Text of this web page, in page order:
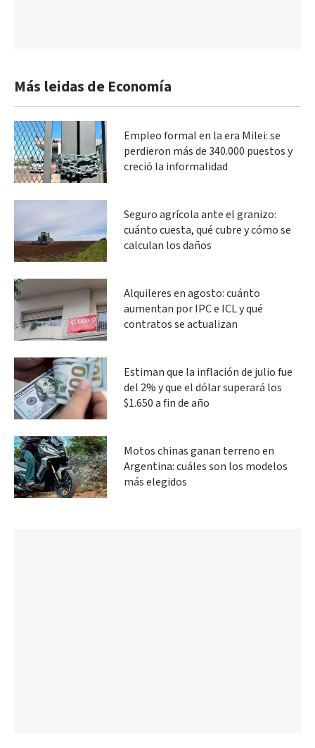
Más leidas de Economía
Empleo formal en la era Milei: se
perdieron más de 340.000 puestos y
creció la informalidad
Seguro agrícola ante el granizo:
cuánto cuesta, qué cubre y cómo se
calculan los daños
Alquileres en agosto: cuánto
aumentan por IPC e ICL y qué
contratos se actualizan
Estiman que la inflación de julio fue
del 2% y que el dólar superará los
$1.650 a fin de año
Motos chinas ganan terreno en
Argentina: cuáles son los modelos
más elegidos